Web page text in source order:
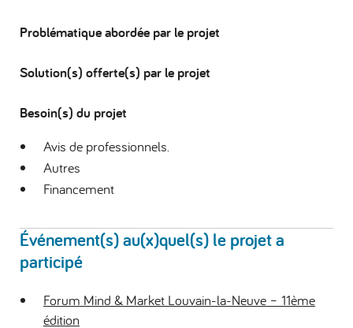
Problématique abordée par le projet
Solution(s) offerte(s) par le projet
Besoin(s) du projet
Avis de professionnels.
Autres
Financement
Événement(s) au(x)quel(s) le projet a
participé
Forum Mind & Market Louvain-la-Neuve – 11ème
édition